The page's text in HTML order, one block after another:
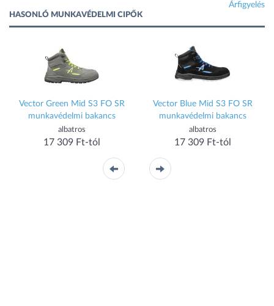
Árfigyelés
HASONLÓ MUNKAVÉDELMI CIPŐK
Vector Green Mid S3 FO SR
munkavédelmi bakancs
albatros
17 309 Ft-tól
Vector Blue Mid S3 FO SR
munkavédelmi bakancs
albatros
17 309 Ft-tól